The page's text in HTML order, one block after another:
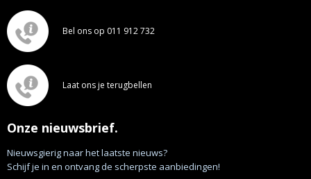
Bel ons op 011 912 732
Laat ons je terugbellen
Onze nieuwsbrief.
Nieuwsgierig naar het laatste nieuws?
Schijf je in en ontvang de scherpste aanbiedingen!